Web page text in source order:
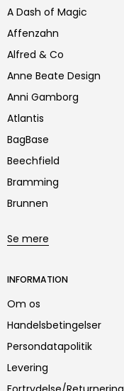
A Dash of Magic
Affenzahn
Alfred & Co
Anne Beate Design
Anni Gamborg
Atlantis
BagBase
Beechfield
Bramming
Brunnen
Se mere
INFORMATION
Om os
Handelsbetingelser
Persondatapolitik
Levering